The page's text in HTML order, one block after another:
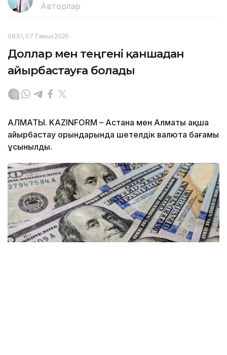
Авторлар
08:51, 07 Тамыз 2026
Доллар мен теңгені қаншадан
айырбастауға болады
АЛМАТЫ. KAZINFORM – Астана мен Алматы ақша
айырбастау орындарында шетелдік валюта бағамы
ұсынылды.